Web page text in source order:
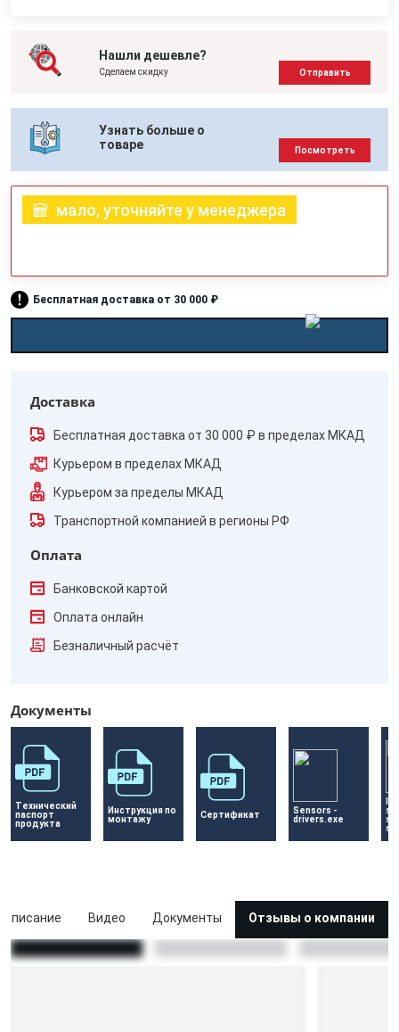
Нашли дешевле?
Сделаем скидку Отправить
Узнать больше о
товаре
Посмотреть
мало, уточняйте у менеджера
Бесплатная доставка от 30 000 ₽
Доставка
Бесплатная доставка от 30 000 ₽ в пределах МКАД
Курьером в пределах МКАД
Курьером за пределы МКАД
Транспортной компанией в регионы РФ
Оплата
Банковской картой
Оплата онлайн
Безналичный расчёт
Документы
Технический
паспорт
продукта
Инструкция по
монтажу
Сертификат
Sensors -
drivers.exe
Описание Видео Документы Отзывы о компании